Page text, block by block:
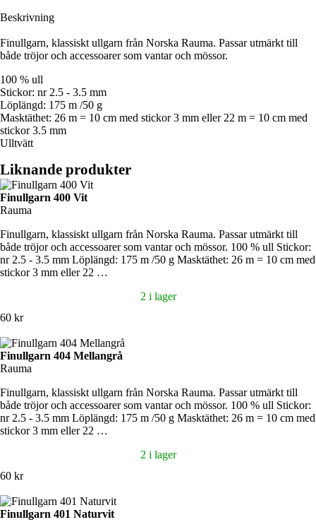
Beskrivning
Finullgarn, klassiskt ullgarn från Norska Rauma. Passar utmärkt till
både tröjor och accessoarer som vantar och mössor.
100 % ull
Stickor: nr 2.5 - 3.5 mm
Löplängd: 175 m /50 g
Masktäthet: 26 m = 10 cm med stickor 3 mm eller 22 m = 10 cm med
stickor 3.5 mm
Ulltvätt
Liknande produkter
Finullgarn 400 Vit
Rauma
Finullgarn, klassiskt ullgarn från Norska Rauma. Passar utmärkt till
både tröjor och accessoarer som vantar och mössor. 100 % ull Stickor:
nr 2.5 - 3.5 mm Löplängd: 175 m /50 g Masktäthet: 26 m = 10 cm med
stickor 3 mm eller 22 …
2 i lager
60 kr
Finullgarn 404 Mellangrå
Rauma
Finullgarn, klassiskt ullgarn från Norska Rauma. Passar utmärkt till
både tröjor och accessoarer som vantar och mössor. 100 % ull Stickor:
nr 2.5 - 3.5 mm Löplängd: 175 m /50 g Masktäthet: 26 m = 10 cm med
stickor 3 mm eller 22 …
2 i lager
60 kr
Finullgarn 401 Naturvit